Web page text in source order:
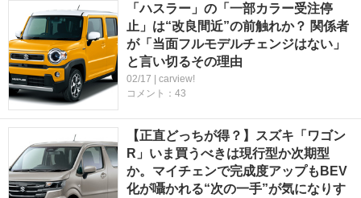
「ハスラー」の「一部カラー受注停
止」は“改良間近”の前触れか？ 関係者
が「当面フルモデルチェンジはない」
と言い切るその理由
02/17 | carview!
コメント：43
【正直どっちが得？】スズキ「ワゴン
R」いま買うべきは現行型か次期型
か。マイチェンで完成度アップもBEV
化が囁かれる“次の一手”が気になりす